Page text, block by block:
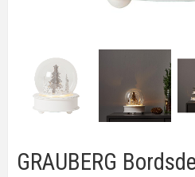
GRAUBERG